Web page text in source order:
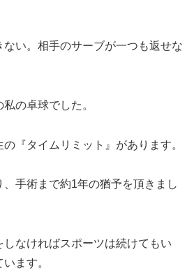
ない。相手のサーブが一つも返せな
の卓球でした。
『タイムリミット』があります。
手術まで約1年の猶予を頂きまし
なければスポーツは続けてもい
ます。